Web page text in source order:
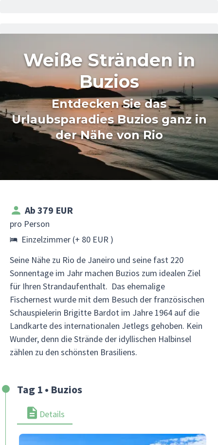
Weiße Stränden in
Buzios
Entdecken Sie das
Urlaubsparadies Buzios ganz in
der Nähe von Rio
Ab 379 EUR
pro Person
Einzelzimmer (+ 80 EUR )
Seine Nähe zu Rio de Janeiro und seine fast 220
Sonnentage im Jahr machen Buzios zum idealen Ziel
für Ihren Strandaufenthalt. Das ehemalige
Fischernest wurde mit dem Besuch der französischen
Schauspielerin Brigitte Bardot im Jahre 1964 auf die
Landkarte des internationalen Jetlegs gehoben. Kein
Wunder, denn die Strände der idyllischen Halbinsel
zählen zu den schönsten Brasiliens.
Tag 1 • Buzios
Details